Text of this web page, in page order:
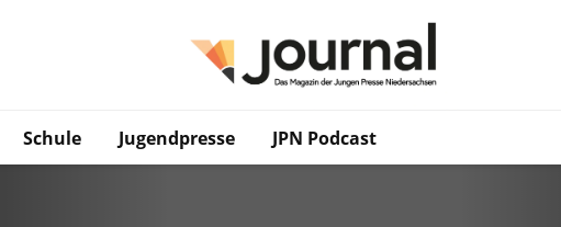
Schule Jugendpresse JPN Podcast